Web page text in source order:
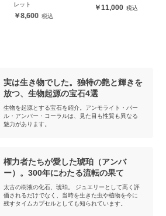
レット
8,600
11,000
実は生き物でした。独特の艶と輝きを
放つ、生物起源の宝石4選
生物を起源とする宝石を紹介。アンモライト・パー
ル・アンバー・コーラルは、見た目も性質も異なる
魅力があります。
権力者たちが愛した琥珀（アンバ
ー）。300年にわたる流転の果て
太古の樹液の化石、琥珀。 ジュエリーとして高く評
価されるだけでなく、当時を生きた虫や植物を今に
残すタイムカプセルとしても知られています。